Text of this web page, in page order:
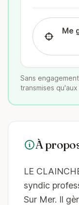
Me
Sans
transmises
À
LE
syndic
Sur Mer. Il